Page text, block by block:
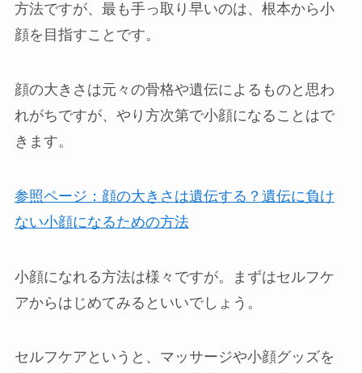
方法ですが、最も手っ取り早いのは、根本から小
顔を目指すことです。
顔の大きさは元々の骨格や遺伝によるものと思わ
れがちですが、やり方次第で小顔になることはで
きます。
参照ページ：顔の大きさは遺伝する？遺伝に負け
ない小顔になるための方法
小顔になれる方法は様々ですが。まずはセルフケ
アからはじめてみるといいでしょう。
セルフケアというと、マッサージや小顔グッズを